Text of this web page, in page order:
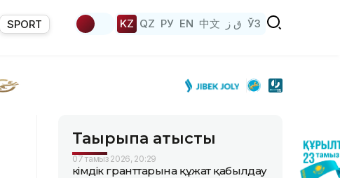
SPORT KZ QZ РУ EN 中文 ق ز ЎЗ
Тақырыпқа қатысты
07 тамыз 2026, 20:29
Әкімдік гранттарына құжат қабылдау